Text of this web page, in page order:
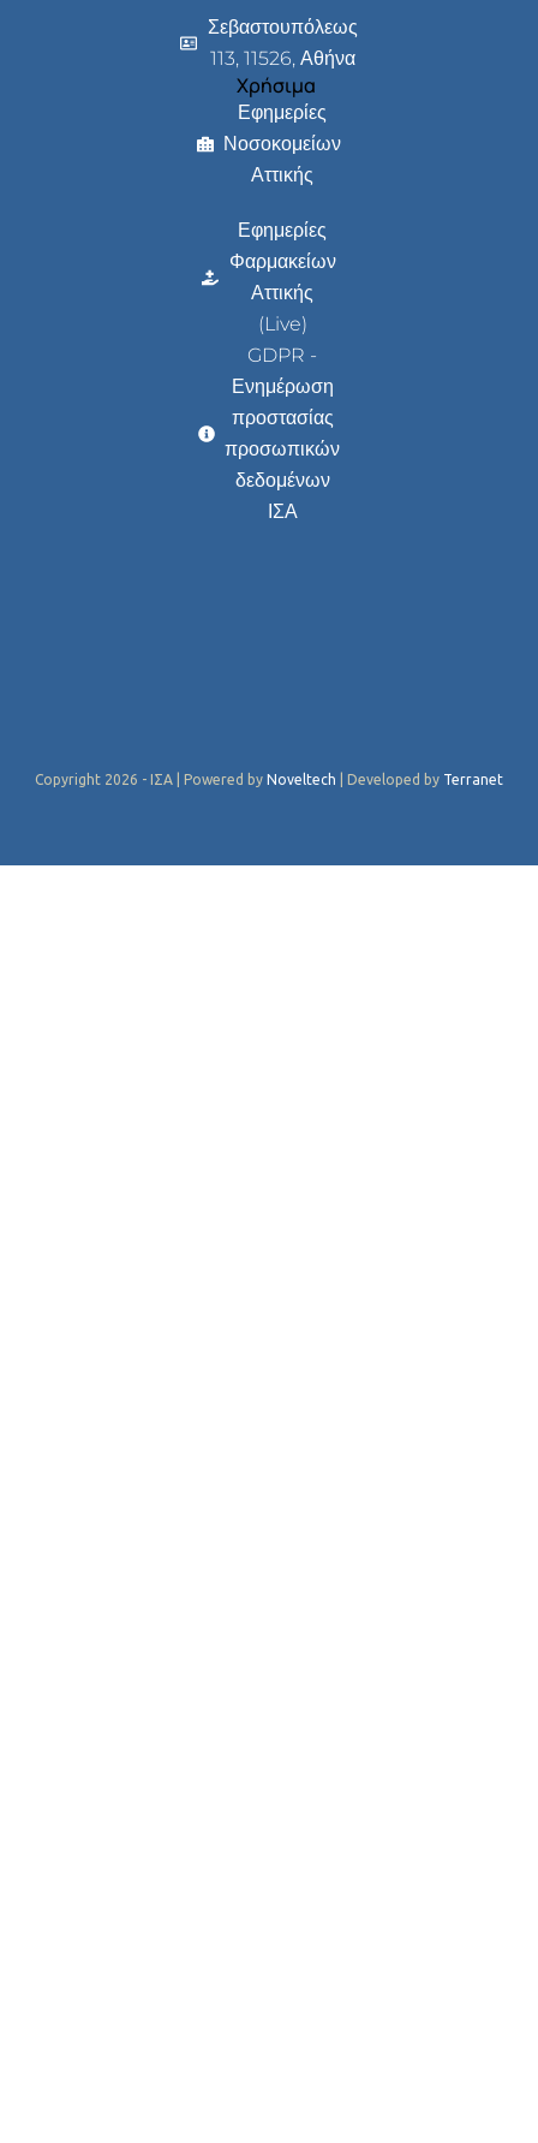
Σεβαστουπόλεως
113, 11526, Αθήνα
Χρήσιμα
Εφημερίες
Νοσοκομείων
Αττικής
Εφημερίες
Φαρμακείων
Αττικής
(Live)
GDPR -
Ενημέρωση
προστασίας
προσωπικών
δεδομένων
ΙΣΑ
Copyright 2026 - ΙΣΑ | Powered by Noveltech | Developed by Terranet